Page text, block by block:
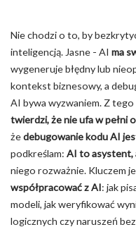
Nie chodzi o to, by
inteligencją. Jasne - AI ma
wygeneruje błędny lub
kontekst biznesowy, a
AI bywa wyzwaniem. Z
twierdzi, że nie ufa w pełni
żedebugowanie kodu AI
podkreślam: AI to asystent,
niego rozważnie. Kluczem
współpracować z AI: jak
modeli, jak weryfikować
logicznych czy naruszeń